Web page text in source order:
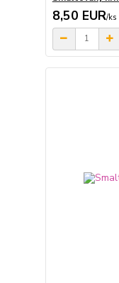
8,50 EUR/ks